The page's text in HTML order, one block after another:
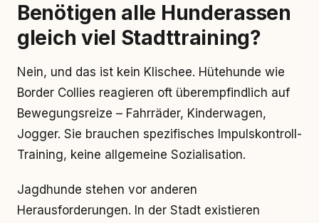
Benötigen alle Hunderassen
gleich viel Stadttraining?
Nein, und das ist kein Klischee. Hütehunde wie
Border Collies reagieren oft überempfindlich auf
Bewegungsreize – Fahrräder, Kinderwagen,
Jogger. Sie brauchen spezifisches Impulskontroll-
Training, keine allgemeine Sozialisation.
Jagdhunde stehen vor anderen
Herausforderungen. In der Stadt existieren